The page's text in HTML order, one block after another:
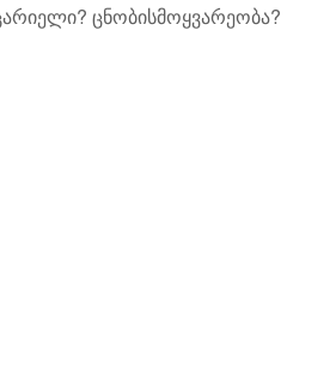
ცნობისმოყვარეობა?